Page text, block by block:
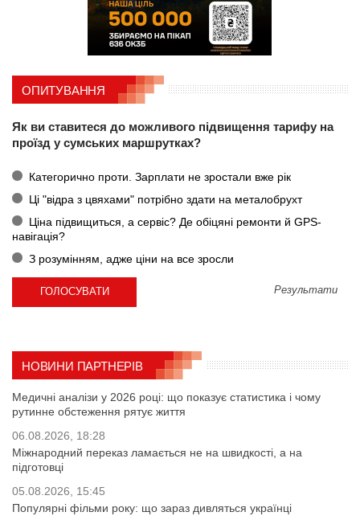
ОПИТУВАННЯ
Як ви ставитеся до можливого підвищення тарифу на
проїзд у сумських маршрутках?
Категорично проти. Зарплати не зростали вже рік
Ці "відра з цвяхами" потрібно здати на металобрухт
Ціна підвищиться, а сервіс? Де обіцяні ремонти й GPS-
навігація?
З розумінням, адже ціни на все зросли
Результати
НОВИНИ ПАРТНЕРІВ
Медичні аналізи у 2026 році: що показує статистика і чому
рутинне обстеження рятує життя
06.08.2026, 18:28
Міжнародний переказ ламається не на швидкості, а на
підготовці
05.08.2026, 15:45
Популярні фільми року: що зараз дивляться українці